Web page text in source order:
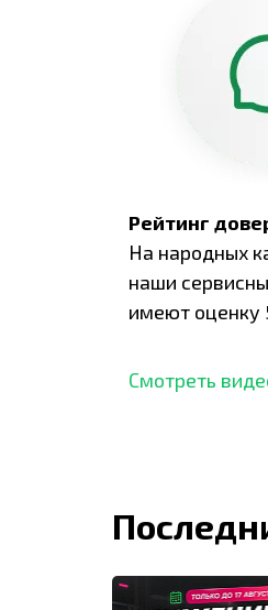
Рейтинг
На народных
наши
имеют оценку
отзывов,
Смотреть